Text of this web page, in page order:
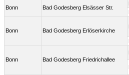
Bonn Bad Godesberg Elsässer Str.
Bonn Bad Godesberg Erlöserkirche
Bonn Bad Godesberg Friedrichallee